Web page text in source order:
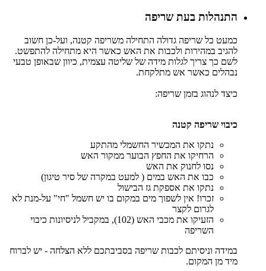
התנהלות בעת שריפה
כמעט כל שריפה גדולה התחילה משריפה קטנה, ועל-כן חשוב
להגיב במהירות ולכבות את האש כאשר היא מתחילה להתפשט.
לשם כך צריך לגלות מידה של שליטה עצמית, כיוון שבאופן טבעי
נבהלים כאשר אש מתלקחת.
כיצד לנהוג בזמן שריפה:
כיבוי שריפה קטנה
נתקו את המכשיר החשמלי מהתקע
הרחיקו את החפץ הבוער ממקור האש
נסו לחנוק את האש
כבו את האש במים ( למעט במקרה של סיר טיגון)
נתקו את אספקת גז הבישול
זכרו! אין לשפוך מים במקום בו יש חשמל "חי" על-מנת לא
לגרום לקצר
הזעיקו את מכבי האש (102), במקביל לניסיונות כיבוי
השריפה
במידה וניסיתם לכבות שריפה בסביבתכם ללא הצלחה - יש לברוח
מיד מן המקום.